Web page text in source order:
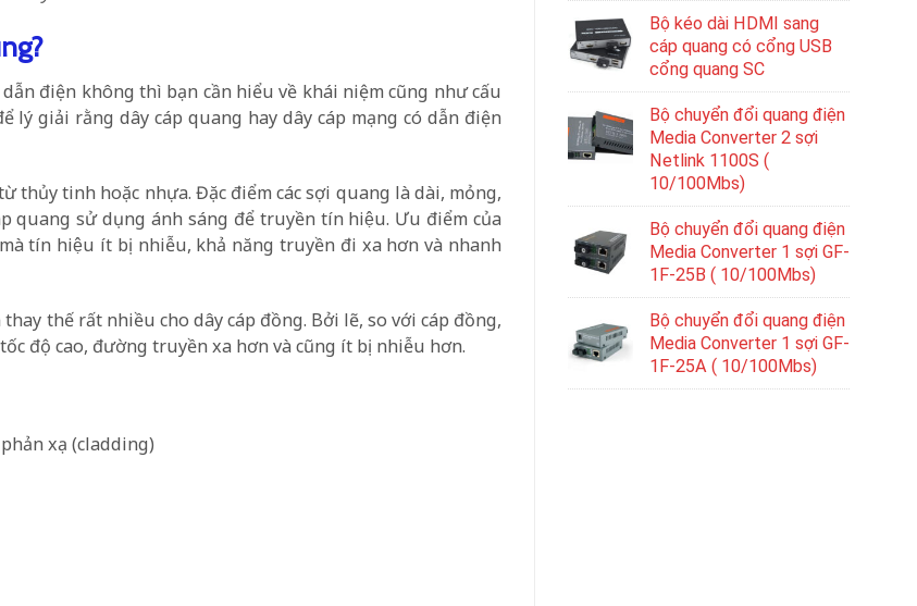
điện không thì bạn cần hiểu về khái niệm cũng như cấu
giải rằng dây cáp quang hay dây cáp mạng có dẫn điện
thủy tinh hoặc nhựa. Đặc điểm các sợi quang là dài, mỏng,
quang sử dụng ánh sáng để truyền tín hiệu. Ưu điểm của
tín hiệu ít bị nhiễu, khả năng truyền đi xa hơn và nhanh
thế rất nhiều cho dây cáp đồng. Bởi lẽ, so với cáp đồng,
độ cao, đường truyền xa hơn và cũng ít bị nhiễu hơn.
xạ (cladding)
Bộ kéo dài HDMI sang
cáp quang có cổng USB
cổng quang SC
Bộ chuyển đổi quang điện
Media Converter 2 sợi
Netlink 1100S (
10/100Mbs)
Bộ chuyển đổi quang điện
Media Converter 1 sợi GF-
1F-25B ( 10/100Mbs)
Bộ chuyển đổi quang điện
Media Converter 1 sợi GF-
1F-25A ( 10/100Mbs)